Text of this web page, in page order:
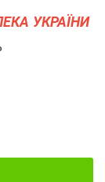
УКРАЇНИ